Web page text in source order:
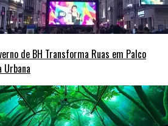
de BH Transforma Ruas em Palco
Urbana